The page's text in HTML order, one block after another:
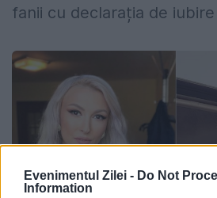
Evenimentul Zilei - Do Not
Information
fanii cu declarația de iubire